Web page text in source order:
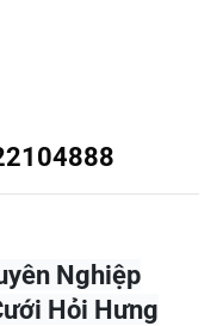
Nghiệp
Hỏi Hưng